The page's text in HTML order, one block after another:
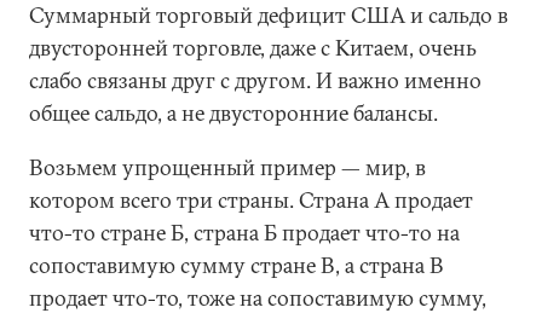
Суммарный торговый дефицит США и сальдо в
двусторонней торговле, даже с Китаем, очень
слабо связаны друг с другом. И важно именно
общее сальдо, а не двусторонние балансы.
Возьмем упрощенный пример — мир, в
котором всего три страны. Страна А продает
что-то стране Б, страна Б продает что-то на
сопоставимую сумму стране В, а страна В
продает что-то, тоже на сопоставимую сумму,